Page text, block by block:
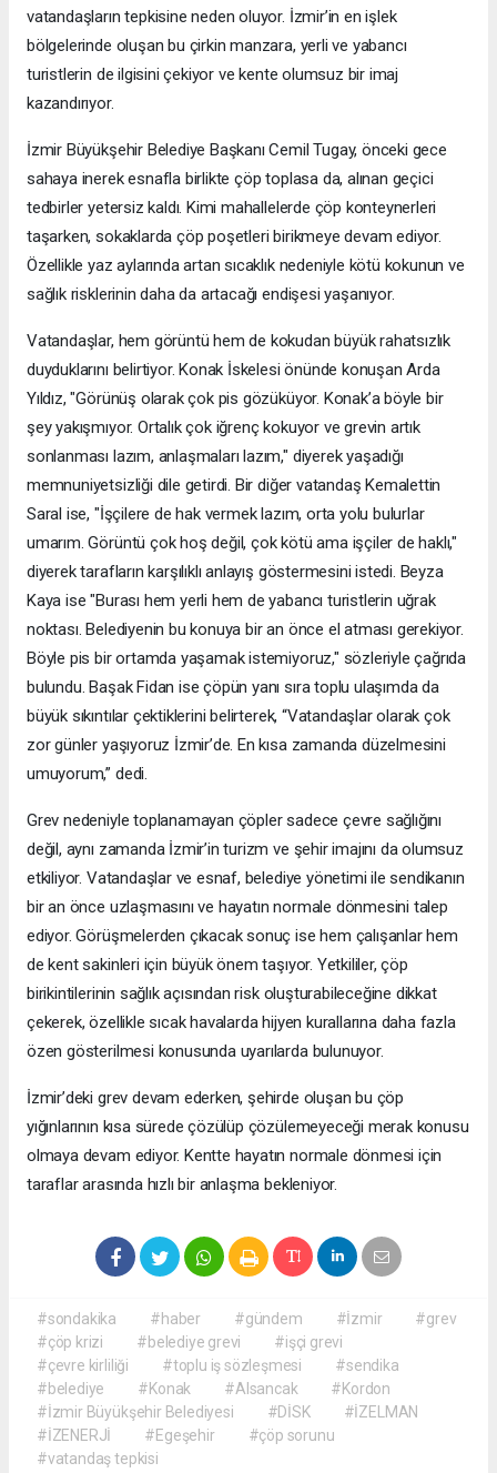
vatandaşların tepkisine neden oluyor. İzmir’in en işlek
bölgelerinde oluşan bu çirkin manzara, yerli ve yabancı
turistlerin de ilgisini çekiyor ve kente olumsuz bir imaj
kazandırıyor.
İzmir Büyükşehir Belediye Başkanı Cemil Tugay, önceki gece
sahaya inerek esnafla birlikte çöp toplasa da, alınan geçici
tedbirler yetersiz kaldı. Kimi mahallelerde çöp konteynerleri
taşarken, sokaklarda çöp poşetleri birikmeye devam ediyor.
Özellikle yaz aylarında artan sıcaklık nedeniyle kötü kokunun ve
sağlık risklerinin daha da artacağı endişesi yaşanıyor.
Vatandaşlar, hem görüntü hem de kokudan büyük rahatsızlık
duyduklarını belirtiyor. Konak İskelesi önünde konuşan Arda
Yıldız, "Görünüş olarak çok pis gözüküyor. Konak’a böyle bir
şey yakışmıyor. Ortalık çok iğrenç kokuyor ve grevin artık
sonlanması lazım, anlaşmaları lazım," diyerek yaşadığı
memnuniyetsizliği dile getirdi. Bir diğer vatandaş Kemalettin
Saral ise, "İşçilere de hak vermek lazım, orta yolu bulurlar
umarım. Görüntü çok hoş değil, çok kötü ama işçiler de haklı,"
diyerek tarafların karşılıklı anlayış göstermesini istedi. Beyza
Kaya ise "Burası hem yerli hem de yabancı turistlerin uğrak
noktası. Belediyenin bu konuya bir an önce el atması gerekiyor.
Böyle pis bir ortamda yaşamak istemiyoruz," sözleriyle çağrıda
bulundu. Başak Fidan ise çöpün yanı sıra toplu ulaşımda da
büyük sıkıntılar çektiklerini belirterek, “Vatandaşlar olarak çok
zor günler yaşıyoruz İzmir’de. En kısa zamanda düzelmesini
umuyorum,” dedi.
Grev nedeniyle toplanamayan çöpler sadece çevre sağlığını
değil, aynı zamanda İzmir’in turizm ve şehir imajını da olumsuz
etkiliyor. Vatandaşlar ve esnaf, belediye yönetimi ile sendikanın
bir an önce uzlaşmasını ve hayatın normale dönmesini talep
ediyor. Görüşmelerden çıkacak sonuç ise hem çalışanlar hem
de kent sakinleri için büyük önem taşıyor. Yetkililer, çöp
birikintilerinin sağlık açısından risk oluşturabileceğine dikkat
çekerek, özellikle sıcak havalarda hijyen kurallarına daha fazla
özen gösterilmesi konusunda uyarılarda bulunuyor.
İzmir’deki grev devam ederken, şehirde oluşan bu çöp
yığınlarının kısa sürede çözülüp çözülemeyeceği merak konusu
olmaya devam ediyor. Kentte hayatın normale dönmesi için
taraflar arasında hızlı bir anlaşma bekleniyor.
#sondakika #haber #gündem #İzmir
#grev
#çöp krizi
#belediye grevi
#işçi grevi
#çevre kirliliği
#toplu iş sözleşmesi
#sendika
#belediye
#Konak #Alsancak
#Kordon
#İzmir Büyükşehir Belediyesi
#DİSK
#İZELMAN
#İZENERJİ
#Egeşehir
#çöp sorunu
#vatandaş tepkisi